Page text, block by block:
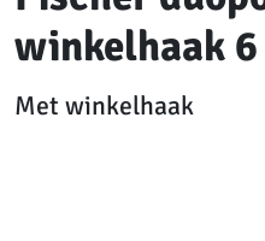
winkelhaak
Met winkelhaak